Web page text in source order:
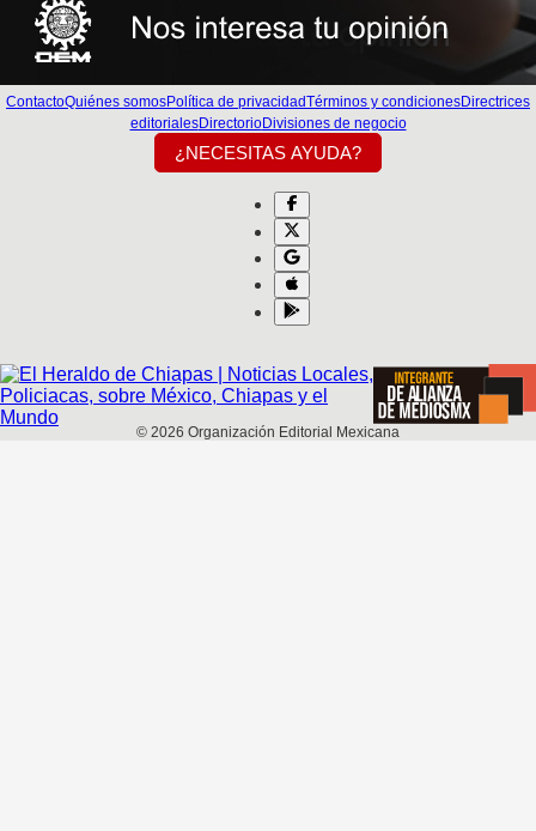
ContactoQuiénes somosPolítica de privacidadTérminos y condicionesDirectrices
editorialesDirectorioDivisiones de negocio
¿NECESITAS AYUDA?
© 2026 Organización Editorial Mexicana